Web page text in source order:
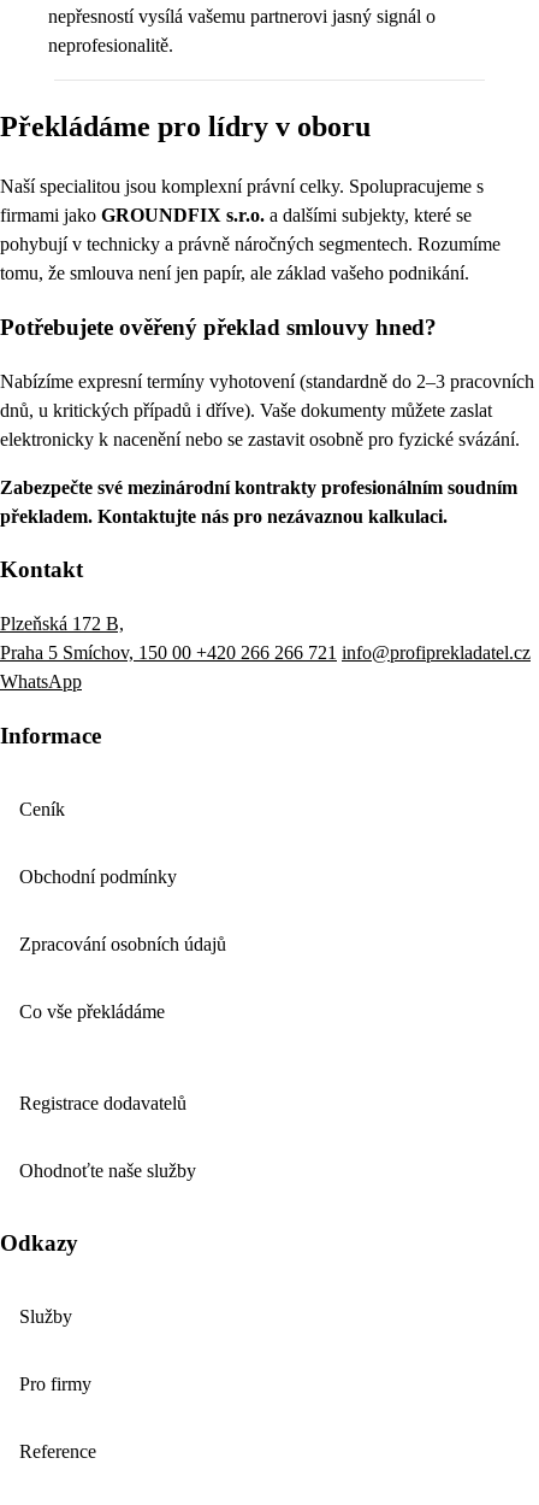
nepřesností vysílá vašemu partnerovi jasný signál o
neprofesionalitě.
Překládáme pro lídry v oboru
Naší specialitou jsou komplexní právní celky. Spolupracujeme s
firmami jako GROUNDFIX s.r.o. a dalšími subjekty, které se
pohybují v technicky a právně náročných segmentech. Rozumíme
tomu, že smlouva není jen papír, ale základ vašeho podnikání.
Potřebujete ověřený překlad smlouvy hned?
Nabízíme expresní termíny vyhotovení (standardně do 2–3 pracovních
dnů, u kritických případů i dříve). Vaše dokumenty můžete zaslat
elektronicky k nacenění nebo se zastavit osobně pro fyzické svázání.
Zabezpečte své mezinárodní kontrakty profesionálním soudním
překladem. Kontaktujte nás pro nezávaznou kalkulaci.
Kontakt
Plzeňská 172 B,
Praha 5 Smíchov, 150 00 +420 266 266 721 info@profiprekladatel.cz
WhatsApp
Informace
Ceník
Obchodní podmínky
Zpracování osobních údajů
Co vše překládáme
Registrace dodavatelů
Ohodnoťte naše služby
Odkazy
Služby
Pro firmy
Reference